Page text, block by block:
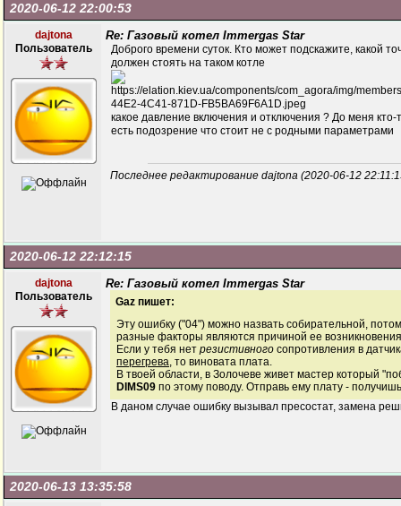
2020-06-12 22:00:53
dajtona
Пользователь
Re: Газовый котел Immergas Star
Доброго времени суток. Кто может подскажите, какой
должен стоять на таком котле
какое давление включения и отключения ? До меня
есть подозрение что стоит не с родными параметрами
Последнее редактирование dajtona (2020-06-12
2020-06-12 22:12:15
dajtona
Пользователь
Re: Газовый котел Immergas Star
Gaz пишет:
Эту ошибку ("04") можно назвать собирательной,
разные факторы являются причиной ее
Если у тебя нет резистивного сопротивления в
перегрева, то виновата плата.
В твоей области, в Золочеве живет мастер который
DIMS09 по этому поводу. Отправь ему плату -
В даном случае ошибку вызывал пресостат, замена
2020-06-13 13:35:58